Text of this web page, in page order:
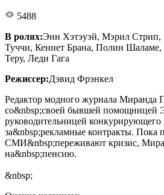
5488
В ролях:Энн Хэтэуэй, Мэрил Стрип,
Туччи, Кеннет Брана, Полин
Теру, Леди Гага
Режиссер:Дэвид Фрэнкел
Редактор модного журнала Миранда
со&nbsp;своей бывшей помощницей
руководительницей конкурирующего
за&nbsp;рекламные контракты. Пока
СМИ&nbsp;переживают кризис,
на&nbsp;пенсию.
&nbsp;